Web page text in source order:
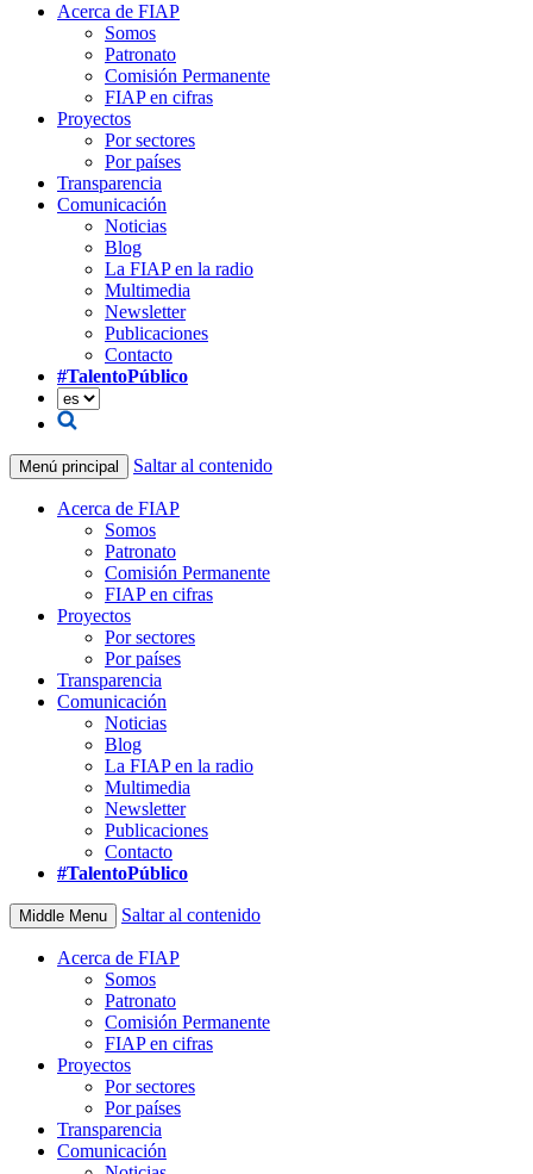
Acerca de FIAP
Somos
Patronato
Comisión Permanente
FIAP en cifras
Proyectos
Por sectores
Por países
Transparencia
Comunicación
Noticias
Blog
La FIAP en la radio
Multimedia
Newsletter
Publicaciones
Contacto
#TalentoPúblico
Menú principal Saltar al contenido
Acerca de FIAP
Somos
Patronato
Comisión Permanente
FIAP en cifras
Proyectos
Por sectores
Por países
Transparencia
Comunicación
Noticias
Blog
La FIAP en la radio
Multimedia
Newsletter
Publicaciones
Contacto
#TalentoPúblico
Middle Menu Saltar al contenido
Acerca de FIAP
Somos
Patronato
Comisión Permanente
FIAP en cifras
Proyectos
Por sectores
Por países
Transparencia
Comunicación